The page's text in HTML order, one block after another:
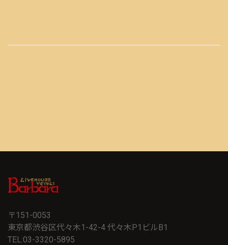
〒151-0053
東京都渋谷区代々木1-42-4 代々木P1ビルB1
TEL:03-3320-5895